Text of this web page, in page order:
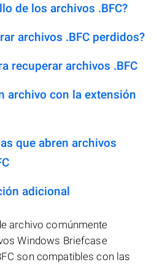
de los archivos .BFC?
archivos .BFC perdidos?
recuperar archivos .BFC
archivo con la extensión
que abren archivos
adicional
archivo comúnmente
Windows Briefcase
son compatibles con las